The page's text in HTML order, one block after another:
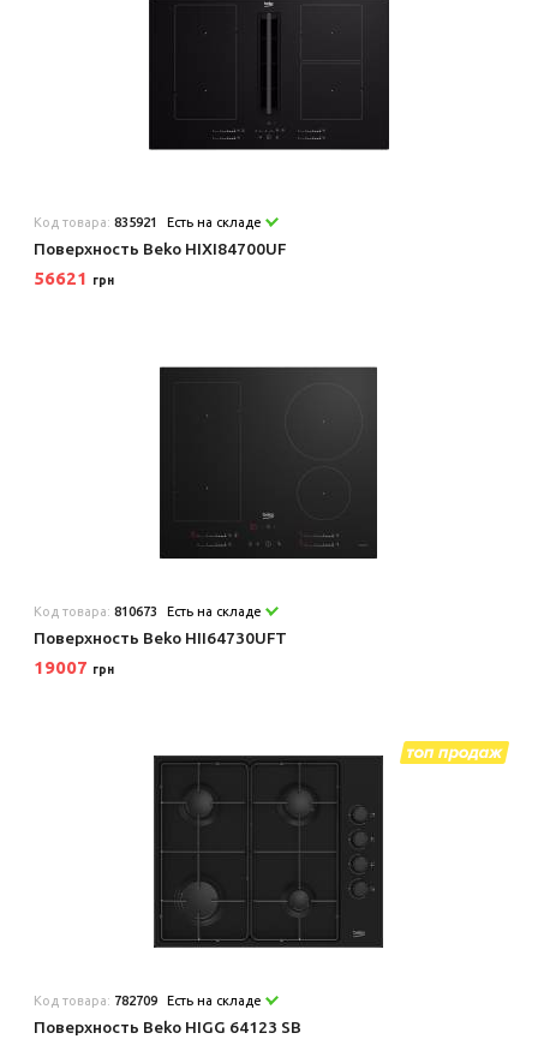
Код товара:835921 Есть на складе
Поверхность Beko HIXI84700UF
56621 грн
Код товара:810673 Есть на складе
Поверхность Beko HII64730UFT
19007 грн
Код товара: 782709 Есть на складе
Поверхность Beko HIGG 64123 SB